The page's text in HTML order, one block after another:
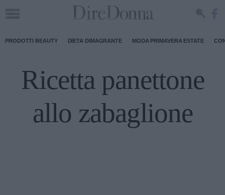
PRODOTTI BEAUTY DIETA DIMAGRANTE MODA PRIMAVERA ESTATE
Ricetta panettone
allo zabaglione